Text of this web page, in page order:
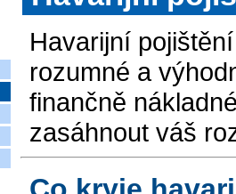
Havarijní
rozumné a
finančně
zasáhnout váš